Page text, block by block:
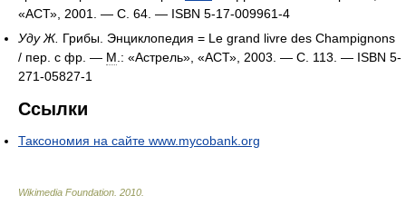
«АСТ», 2001. — С. 64. — ISBN 5-17-009961-4
Уду Ж. Грибы. Энциклопедия = Le grand livre des Champignons
/ пер. с фр. — М .: «Астрель», «АСТ», 2003. — С. 113. — ISBN 5-
271-05827-1
Ссылки
Таксономия на сайте www.mycobank.org
Wikimedia Foundation 2010